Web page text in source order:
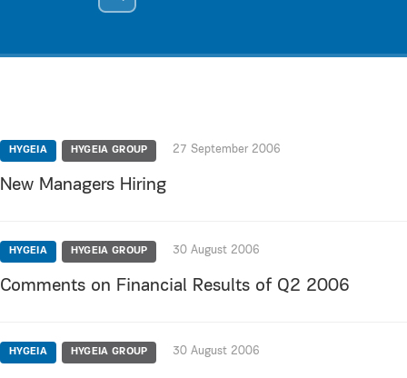
HYGEIA HYGEIA GROUP 27 September 2006
New Managers Hiring
HYGEIA HYGEIA GROUP 30 August 2006
Comments on Financial Results of Q2 2006
HYGEIA HYGEIA GROUP 30 August 2006